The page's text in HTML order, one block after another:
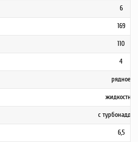
6
169
110
4
рядное
жидкостная
с
6,5